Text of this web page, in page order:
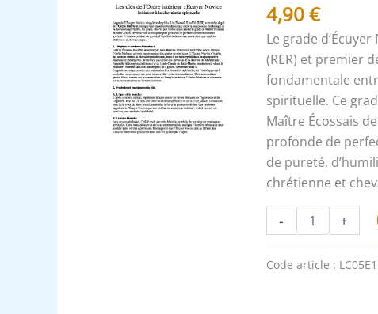
4,90€
Le grade
(RER) et premier
fondamentale
spirituelle. Ce
Maître Écossais
profonde de
de pureté,
chrétienne et
-
clés
du
RER
-
Ordre
intérieur
:
Ecuyer
Novice,
bouclier
+
Code article : LC05E1